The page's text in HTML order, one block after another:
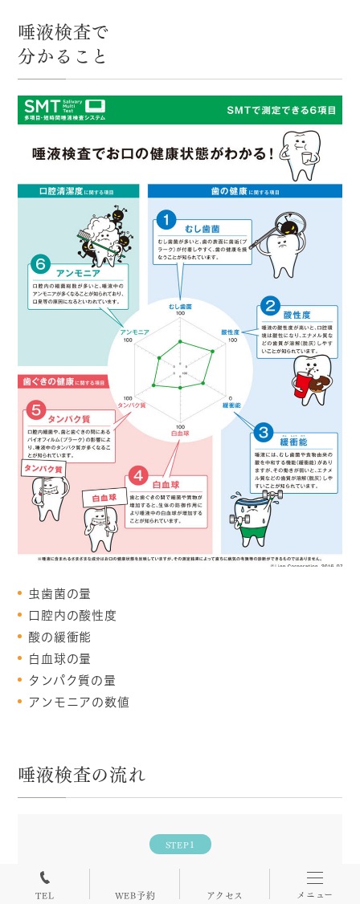
TEL WEB予約 アクセス メニュー
唾液検査で
分かること
虫歯菌の量
口腔内の酸性度
酸の緩衝能
白血球の量
タンパク質の量
アンモニアの数値
唾液検査の流れ
STEP1
採取